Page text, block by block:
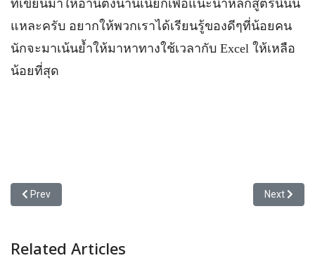
ที่เขียนมาให้อ่านตั้งนานเนี่ยก็เพื่อแนะนำหลักสูตรนี้นั่น
แหละครับ อยากให้พวกเราได้เรียนรู้ของดีๆที่น้อยคน
นักจะมาเน้นย้ำให้มาหาทางใช้เวลากับ Excel ให้เหลือ
น้อยที่สุด
Previous article: 4/5/2019 วันเดือนปี หรือ เดือนวันปีกันแน่
Prev Next
Next
Related Articles